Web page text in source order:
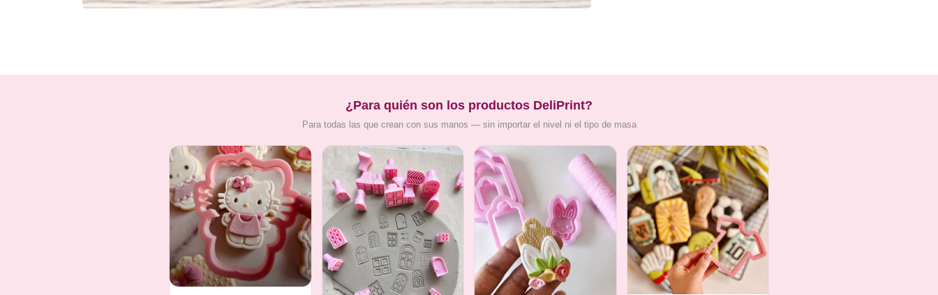
¿Para quién son los productos DeliPrint?
Para todas las que crean con sus manos — sin importar el nivel ni el tipo de masa